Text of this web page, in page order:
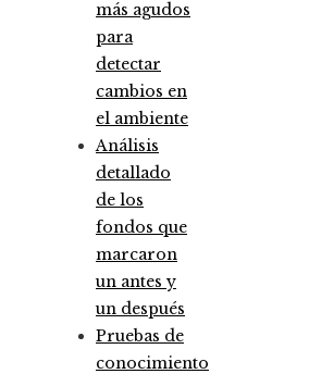
más agudos
para
detectar
cambios en
el ambiente
Análisis
detallado
de los
fondos que
marcaron
un antes y
un después
Pruebas de
conocimiento